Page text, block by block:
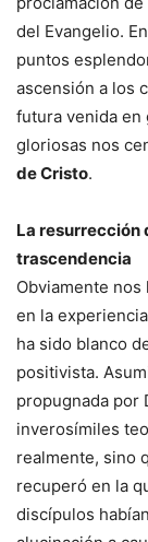
del Evangelio.
puntos
ascensión a los
futura venida en
gloriosas nos
de Cristo.
La resurrección
trascendencia
Obviamente nos
en la
ha sido blanco
positivista.
propugnada por
inverosímiles
realmente, sino
recuperó en la
discípulos